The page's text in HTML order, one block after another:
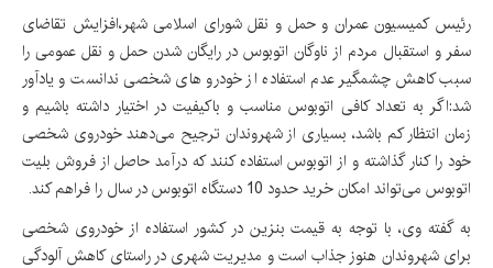
رئیس کمیسیون عمران و حمل و نقل شورای اسلامی شهر،افزایش تقاضای
سفر و استقبال مردم از ناوگان اتوبوس در رایگان شدن حمل و نقل عمومی را
سبب کاهش چشمگیر عدم استفاده از خودرو های شخصی ندانست و یادآور
شد:اگر به تعداد کافی اتوبوس مناسب و باکیفیت در اختیار داشته باشیم و
زمان انتظار کم باشد، بسیاری از شهروندان ترجیح می‌دهند خودروی شخصی
خود را کنار گذاشته و از اتوبوس استفاده کنند که درآمد حاصل از فروش بلیت
اتوبوس می‌تواند امکان خرید حدود 10 دستگاه اتوبوس در سال را فراهم کند.
به گفته وی، با توجه به قیمت بنزین در کشور استفاده از خودروی شخصی
برای شهروندان هنوز جذاب است و مدیریت شهری در راستای کاهش آلودگی